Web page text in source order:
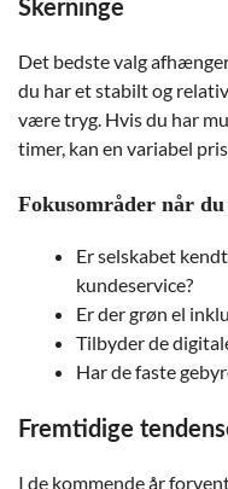
Skerninge
Det bedste valg
du har et stabilt og
være tryg. Hvis du har
timer, kan en variabel
Fokusområder når
Er selskabet
kundeservice?
Er der grøn el
Tilbyder de
Har de faste
Fremtidige
I de kommende år